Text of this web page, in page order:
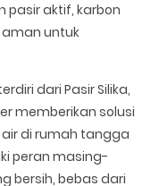
pasir aktif, karbon
untuk
dari Pasir Silika,
memberikan solusi
di rumah tangga
peran masing-
bersih, bebas dari